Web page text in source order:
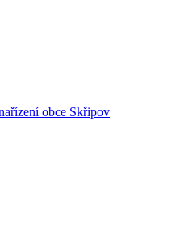
obce Skřipov